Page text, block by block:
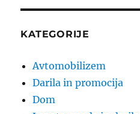
KATEGORIJE
Avtomobilizem
Darila in promocija
Dom